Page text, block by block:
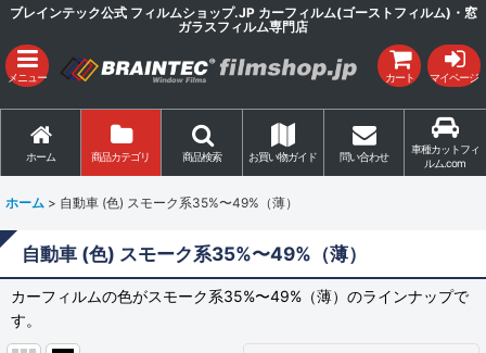
ブレインテック公式 フィルムショップ.JP カーフィルム(ゴーストフィルム)・窓
ガラスフィルム専門店
メニュー カート マイページ
ホーム 商品カテゴリ 商品検索 お買い物ガイド 問い合わせ
車種カットフィ
ルム.com
ホーム > 自動車 (色) スモーク系35%〜49%（薄）
自動車 (色) スモーク系35%〜49%（薄）
カーフィルムの色がスモーク系35%〜49%（薄）のラインナップで
す。